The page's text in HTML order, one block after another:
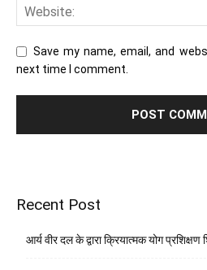
Save my name, email, and
next time I comment.
Recent Post
आर्य वीर दल के द्वारा क्रियात्मक योग प्रशिक्षण